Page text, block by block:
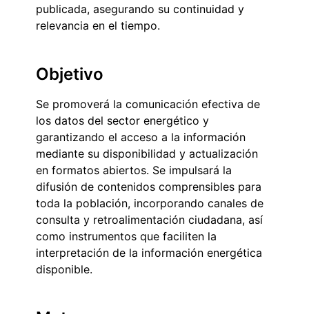
publicada, asegurando su continuidad y
relevancia en el tiempo.
Objetivo
Se promoverá la comunicación efectiva de
los datos del sector energético y
garantizando el acceso a la información
mediante su disponibilidad y actualización
en formatos abiertos. Se impulsará la
difusión de contenidos comprensibles para
toda la población, incorporando canales de
consulta y retroalimentación ciudadana, así
como instrumentos que faciliten la
interpretación de la información energética
disponible.